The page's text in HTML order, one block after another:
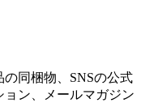
同梱物、SNSの公式
ン、メールマガジン